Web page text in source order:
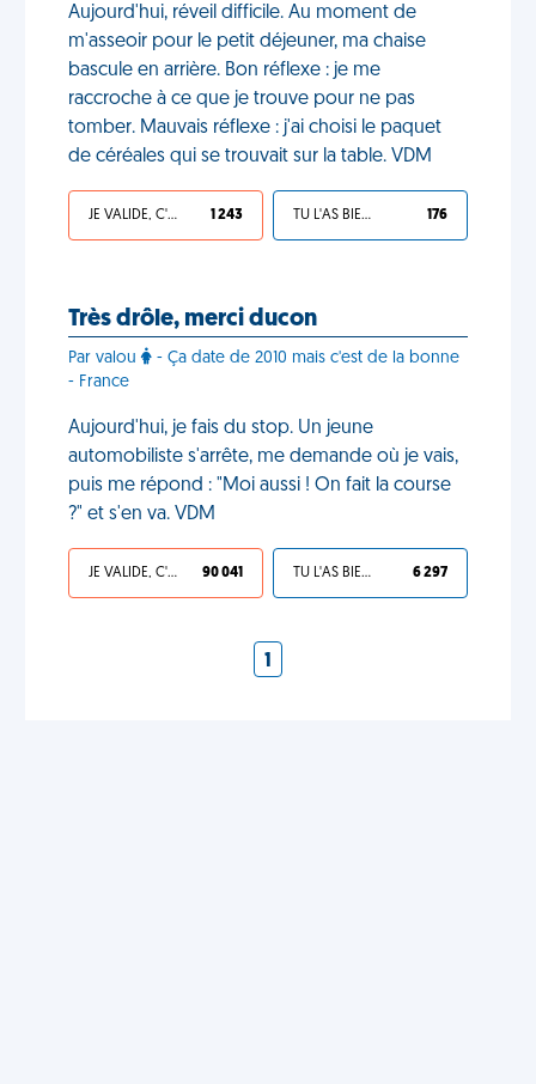
Aujourd'hui, réveil difficile. Au moment de
m'asseoir pour le petit déjeuner, ma chaise
bascule en arrière. Bon réflexe : je me
raccroche à ce que je trouve pour ne pas
tomber. Mauvais réflexe : j'ai choisi le paquet
de céréales qui se trouvait sur la table. VDM
JE VALIDE, C'EST UNE VDM 1 243 TU L'AS BIEN MÉRITÉ 176
Très drôle, merci ducon
Par valou
- Ça date de 2010 mais c'est de la bonne
- France
Aujourd'hui, je fais du stop. Un jeune
automobiliste s'arrête, me demande où je vais,
puis me répond : "Moi aussi ! On fait la course
?" et s'en va. VDM
JE VALIDE, C'EST UNE VDM 90 041 TU L'AS BIEN MÉRITÉ 6 297
1